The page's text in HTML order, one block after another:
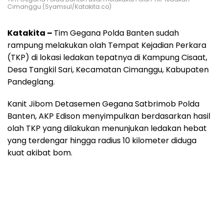
Cimanggu (Syamsul/Katakita.co)
Katakita – Tim Gegana Polda Banten sudah
rampung melakukan olah Tempat Kejadian Perkara
(TKP) di lokasi ledakan tepatnya di Kampung Cisaat,
Desa Tangkil Sari, Kecamatan Cimanggu, Kabupaten
Pandeglang.
Kanit Jibom Detasemen Gegana Satbrimob Polda
Banten, AKP Edison menyimpulkan berdasarkan hasil
olah TKP yang dilakukan menunjukan ledakan hebat
yang terdengar hingga radius 10 kilometer diduga
kuat akibat bom.